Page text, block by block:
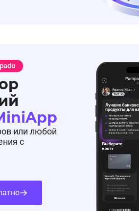
или любой
с